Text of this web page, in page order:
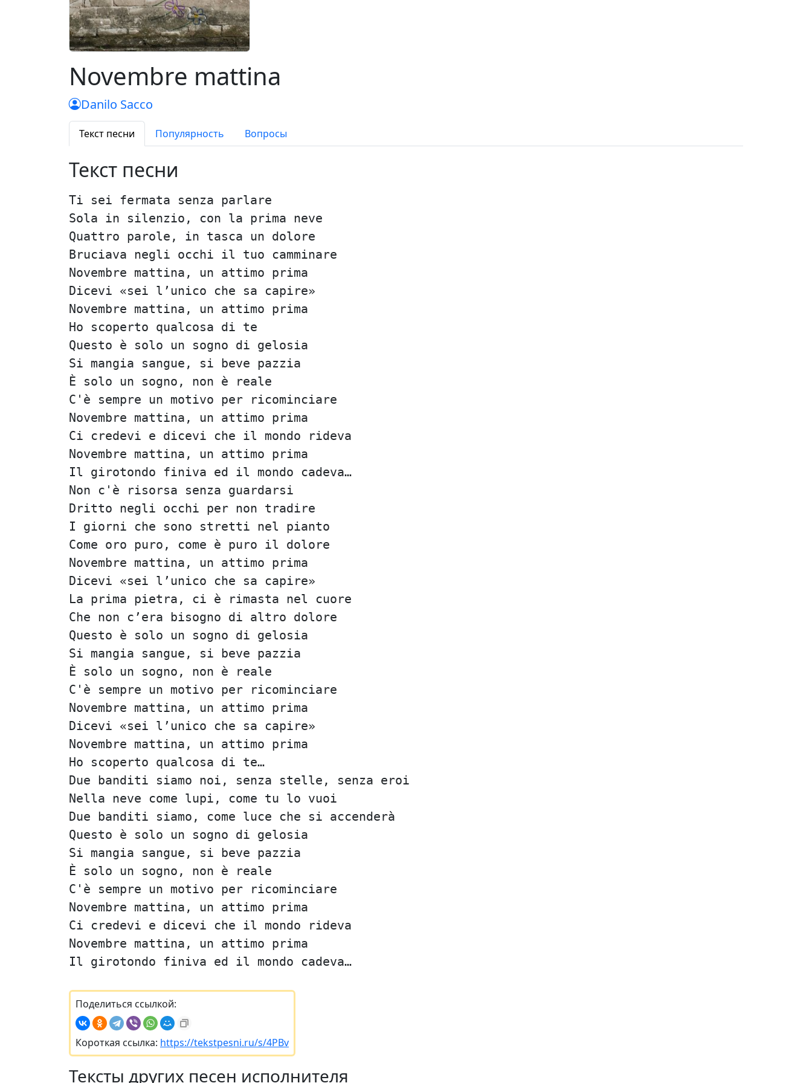
Novembre mattina
Danilo Sacco
Текст песни Популярность Вопросы
Текст песни
Ti sei fermata senza parlare
Sola in silenzio, con la prima neve
Quattro parole, in tasca un dolore
Bruciava negli occhi il tuo camminare
Novembre mattina, un attimo prima
Dicevi «sei l’unico che sa capire»
Novembre mattina, un attimo prima
Ho scoperto qualcosa di te
Questo è solo un sogno di gelosia
Si mangia sangue, si beve pazzia
È solo un sogno, non è reale
C'è sempre un motivo per ricominciare
Novembre mattina, un attimo prima
Ci credevi e dicevi che il mondo rideva
Novembre mattina, un attimo prima
Il girotondo finiva ed il mondo cadeva…
Non c'è risorsa senza guardarsi
Dritto negli occhi per non tradire
I giorni che sono stretti nel pianto
Come oro puro, come è puro il dolore
Novembre mattina, un attimo prima
Dicevi «sei l’unico che sa capire»
La prima pietra, ci è rimasta nel cuore
Che non c’era bisogno di altro dolore
Questo è solo un sogno di gelosia
Si mangia sangue, si beve pazzia
È solo un sogno, non è reale
C'è sempre un motivo per ricominciare
Novembre mattina, un attimo prima
Dicevi «sei l’unico che sa capire»
Novembre mattina, un attimo prima
Ho scoperto qualcosa di te…
Due banditi siamo noi, senza stelle, senza eroi
Nella neve come lupi, come tu lo vuoi
Due banditi siamo, come luce che si accenderà
Questo è solo un sogno di gelosia
Si mangia sangue, si beve pazzia
È solo un sogno, non è reale
C'è sempre un motivo per ricominciare
Novembre mattina, un attimo prima
Ci credevi e dicevi che il mondo rideva
Novembre mattina, un attimo prima
Il girotondo finiva ed il mondo cadeva…
Поделиться ссылкой:
Короткая ссылка: https://tekstpesni.ru/s/4PBv
Тексты других песен исполнителя